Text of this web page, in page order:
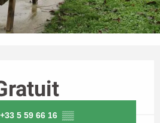
+33 5 59 66 16 ▒▒